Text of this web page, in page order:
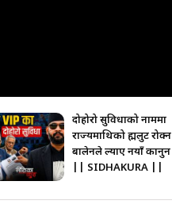
दोहोरो सुविधाको नाममा
राज्यमाथिको ब्रह्मलुट रोक्न
बालेनले ल्याए नयाँ कानुन
|| SIDHAKURA ||